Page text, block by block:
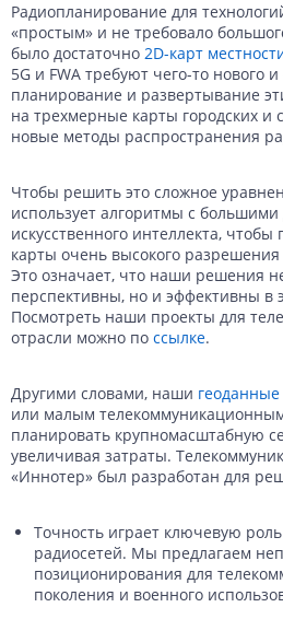
Радиопланирование для
«простым» и не требовало
было достаточно 2D-карт
5G и FWA требуют чего-то нового
планирование и развертывание
на трехмерные карты городских и
новые методы распространения
Чтобы решить это сложное
использует алгоритмы с
искусственного интеллекта,
карты очень высокого
Это означает, что наши решения
перспективны, но и эффективны в
Посмотреть наши проекты для
отрасли можно по ссылке.
Другими словами, наши геоданные
или малым
планировать крупномасштабную
увеличивая затраты.
«Иннотер» был разработан для
Точность играет ключевую
радиосетей. Мы предлагаем
позиционирования для
поколения и военного